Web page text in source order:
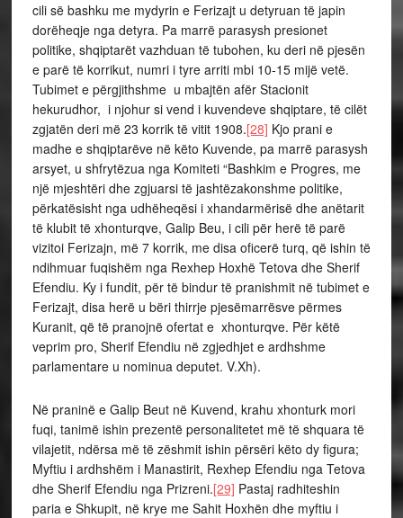
cili së bashku me mydyrin e Ferizajt u detyruan të japin
dorëheqje nga detyra. Pa marrë parasysh presionet
politike, shqiptarët vazhduan të tubohen, ku deri në pjesën
e parë të korrikut, numri i tyre arriti mbi 10-15 mijë vetë.
Tubimet e përgjithshme u mbajtën afër Stacionit
hekurudhor, i njohur si vend i kuvendeve shqiptare, të cilët
zgjatën deri më 23 korrik të vitit 1908.[28] Kjo prani e
madhe e shqiptarëve në këto Kuvende, pa marrë parasysh
arsyet, u shfrytëzua nga Komiteti “Bashkim e Progres, me
një mjeshtëri dhe zgjuarsi të jashtëzakonshme politike,
përkatësisht nga udhëheqësi i xhandarmërisë dhe anëtarit
të klubit të xhonturqve, Galip Beu, i cili për herë të parë
vizitoi Ferizajn, më 7 korrik, me disa oficerë turq, që ishin të
ndihmuar fuqishëm nga Rexhep Hoxhë Tetova dhe Sherif
Efendiu. Ky i fundit, për të bindur të pranishmit në tubimet e
Ferizajt, disa herë u bëri thirrje pjesëmarrësve përmes
Kuranit, që të pranojnë ofertat e xhonturqve. Për këtë
veprim pro, Sherif Efendiu në zgjedhjet e ardhshme
parlamentare u nominua deputet. V.Xh).
Në praninë e Galip Beut në Kuvend, krahu xhonturk mori
fuqi, tanimë ishin prezentë personalitetet më të shquara të
vilajetit, ndërsa më të zëshmit ishin përsëri këto dy figura;
Myftiu i ardhshëm i Manastirit, Rexhep Efendiu nga Tetova
dhe Sherif Efendiu nga Prizreni.[29] Pastaj radhiteshin
paria e Shkupit, në krye me Sahit Hoxhën dhe myftiu i